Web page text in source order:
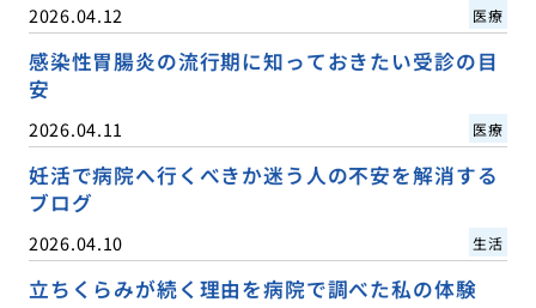
2026.04.12 医療
感染性胃腸炎の流行期に知っておきたい受診の目
安
2026.04.11 医療
妊活で病院へ行くべきか迷う人の不安を解消する
ブログ
2026.04.10 生活
立ちくらみが続く理由を病院で調べた私の体験